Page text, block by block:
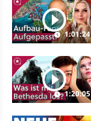
1:01:24
1:20:05